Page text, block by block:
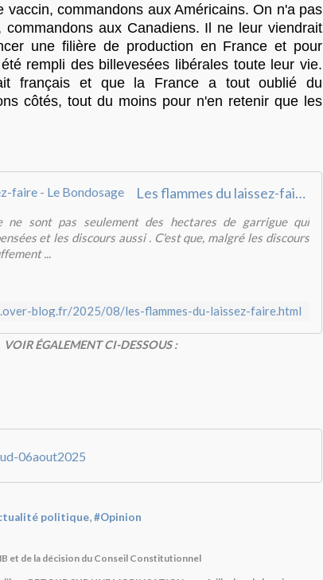
vaccin, commandons aux Américains. On n'a pas
commandons aux Canadiens. Il ne leur viendrait
une filière de production en France et pour
rempli des billevesées libérales toute leur vie.
français et que la France a tout oublié du
côtés, tout du moins pour n'en retenir que les
Les flammes du laissez-faire - Le Bondosage
ne sont pas seulement des hectares de garrigue qui
et les discours aussi . C'est que, malgré les discours
...
blog.fr/2025/08/les-flammes-du-laissez-faire.html
VOIR ÉGALEMENT CI-DESSOUS :
06aout2025
politique,#Opinion
et de la décision du Conseil Constitutionnel